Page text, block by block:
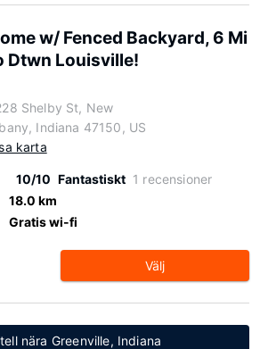
w/ Fenced Backyard, 6 Mi
Dtwn Louisville!
Shelby St, New
Indiana 47150, US
karta
10/10 Fantastiskt 1 recensioner
18.0 km
Gratis wi-fi
Välj
nära Greenville, Indiana